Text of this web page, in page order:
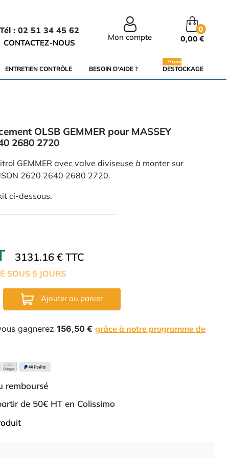
Tél : 02 51 34 45 62
CONTACTEZ-NOUS
Mon compte
0
0,00 €
ENTRETIEN CONTRÔLE BESOIN D'AIDE ? DESTOCKAGE
Promo
OLSB GEMMER pour MASSEY
2680 2720
GEMMER avec valve diviseuse à monter sur
2620 2640 2680 2720.
ci-dessous.
3131.16 € TTC
SOUS 5 JOURS
Ajouter au panier
gagnerez 156,50 € grâce à notre programme de
remboursé
de 50€ HT en Colissimo